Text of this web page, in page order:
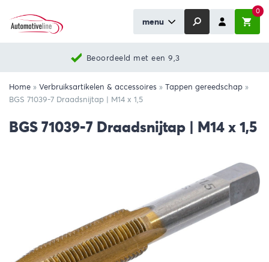
menu
0
Beoordeeld met een 9,3
Home » Verbruiksartikelen & accessoires » Tappen gereedschap »
BGS 71039-7 Draadsnijtap | M14 x 1,5
BGS 71039-7 Draadsnijtap | M14 x 1,5